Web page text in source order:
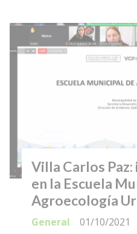
Villa Carlos
en la Escuela
Agroecología
General
01/10/2021